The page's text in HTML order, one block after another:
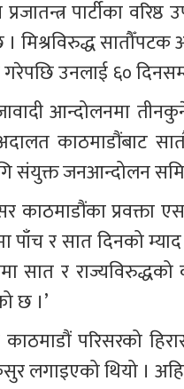
प्रजातन्त्र पार्टीका
मिश्रविरुद्ध
उनलाई ६०
आन्दोलनमा
काठमाडौंबाट
संयुक्त जनआन्दोलन
काठमाडौंका
पाँच र सात दिनको
सात र
छ ।’
काठमाडौं परिसरको
लगाइएको थियो ।